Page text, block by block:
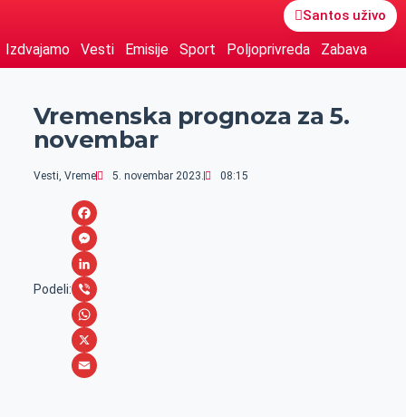
Santos uživo
Izdvajamo Vesti Emisije Sport Poljoprivreda Zabava
Vremenska prognoza za 5.
novembar
Vesti, Vreme 5. novembar 2023. 08:15
Podeli:
F
a
c
e
b
o
M
e
s
s
e
L
i
n
k
V
i
b
W
h
X